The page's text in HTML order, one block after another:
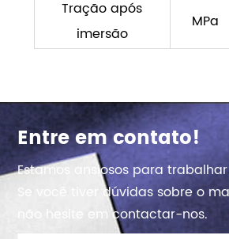
Tração após
imersão
MPa
Entre em contato!
Estamos ansiosos para
Se você tiver dúvidas sobre o
não hesite em contactar-nos.